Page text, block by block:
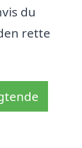
du
rette